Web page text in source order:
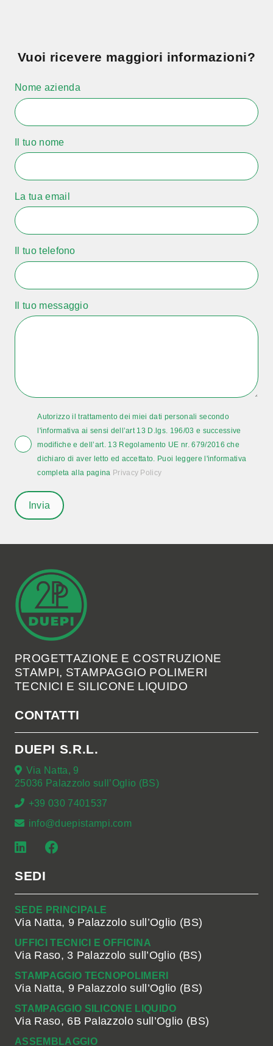
Vuoi ricevere maggiori informazioni?
Nome azienda
Il tuo nome
La tua email
Il tuo telefono
Il tuo messaggio
Autorizzo il trattamento dei miei dati personali secondo
l'informativa ai sensi dell’art 13 D.lgs. 196/03 e successive
modifiche e dell’art. 13 Regolamento UE nr. 679/2016 che
dichiaro di aver letto ed accettato. Puoi leggere l'informativa
completa alla pagina Privacy Policy
PROGETTAZIONE E COSTRUZIONE
STAMPI, STAMPAGGIO POLIMERI
TECNICI E SILICONE LIQUIDO
CONTATTI
DUEPI S.R.L.
Via Natta, 9
25036 Palazzolo sull’Oglio (BS)
+39 030 7401537
info@duepistampi.com
SEDI
SEDE PRINCIPALE
Via Natta, 9 Palazzolo sull’Oglio (BS)
UFFICI TECNICI E OFFICINA
Via Raso, 3 Palazzolo sull’Oglio (BS)
STAMPAGGIO TECNOPOLIMERI
Via Natta, 9 Palazzolo sull’Oglio (BS)
STAMPAGGIO SILICONE LIQUIDO
Via Raso, 6B Palazzolo sull’Oglio (BS)
ASSEMBLAGGIO